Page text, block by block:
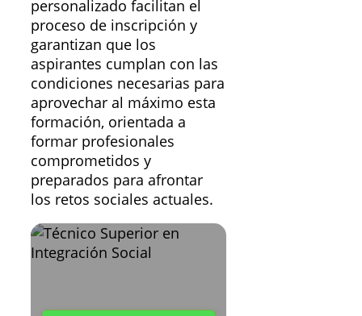
personalizado facilitan el
proceso de inscripción y
garantizan que los
aspirantes cumplan con las
condiciones necesarias para
aprovechar al máximo esta
formación, orientada a
formar profesionales
comprometidos y
preparados para afrontar
los retos sociales actuales.